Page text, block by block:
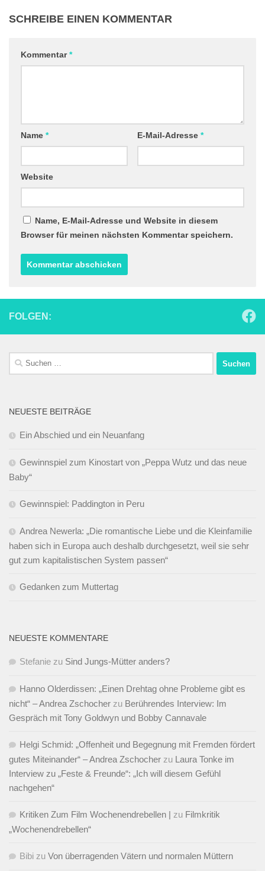
SCHREIBE EINEN KOMMENTAR
Kommentar*
Name * E-Mail-Adresse *
Website
Name, E-Mail-Adresse und Website in diesem
Browser für meinen nächsten Kommentar speichern.
FOLGEN:
Suchen
nach:
NEUESTE BEITRÄGE
Ein Abschied und ein Neuanfang
Gewinnspiel zum Kinostart von „Peppa Wutz und das neue
Baby“
Gewinnspiel: Paddington in Peru
Andrea Newerla: „Die romantische Liebe und die Kleinfamilie
haben sich in Europa auch deshalb durchgesetzt, weil sie sehr
gut zum kapitalistischen System passen“
Gedanken zum Muttertag
NEUESTE KOMMENTARE
Stefanie zu Sind Jungs-Mütter anders?
Hanno Olderdissen: „Einen Drehtag ohne Probleme gibt es
nicht“ – Andrea Zschocher zu Berührendes Interview: Im
Gespräch mit Tony Goldwyn und Bobby Cannavale
Helgi Schmid: „Offenheit und Begegnung mit Fremden fördert
gutes Miteinander“ – Andrea Zschocher zu Laura Tonke im
Interview zu „Feste & Freunde“: „Ich will diesem Gefühl
nachgehen“
Kritiken Zum Film Wochenendrebellen | zu Filmkritik
„Wochenendrebellen“
Bibi zu Von überragenden Vätern und normalen Müttern